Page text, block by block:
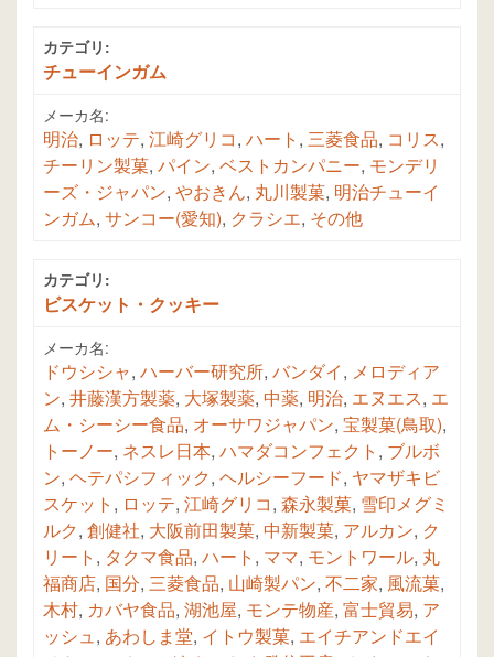
カテゴリ:
チューインガム
メーカ名:
明治, ロッテ, 江崎グリコ, ハート , 三菱食品, コリス,
チーリン製菓, パイン, ベストカンパニー, モンデリ
ーズ・ジャパン, やおきん, 丸川製菓, 明治チューイ
ンガム, サンコー(愛知), クラシエ, その他
カテゴリ:
ビスケット・クッキー
メーカ名:
ドウシシャ, ハーバー研究所, バンダイ, メロディア
ン, 井藤漢方製薬, 大塚製薬, 中薬, 明治, エヌエス, エ
ム・シーシー食品, オーサワジャパン, 宝製菓(鳥取),
トーノー, ネスレ日本, ハマダコンフェクト , ブルボ
ン, ヘテパシフィック, ヘルシーフード, ヤマザキビ
スケット , ロッテ, 江崎グリコ, 森永製菓, 雪印メグミ
ルク, 創健社, 大阪前田製菓, 中新製菓, アルカン, ク
リート , タクマ食品, ハート , ママ, モントワール, 丸
福商店, 国分, 三菱食品, 山崎製パン, 不二家, 風流菓,
木村, カバヤ食品, 湖池屋, モンテ物産, 富士貿易, ア
ッシュ, あわしま堂, イトウ製菓, エイチアンドエイ